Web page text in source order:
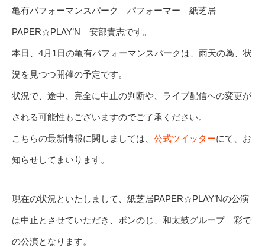
亀有パフォーマンスパーク パフォーマー 紙芝居
PAPER☆PLAY’N 安部貴志です。
本日、4月1日の亀有パフォーマンスパークは、雨天の為、状
況を見つつ開催の予定です。
状況で、途中、完全に中止の判断や、ライブ配信への変更が
される可能性もございますのでご了承ください。
こちらの最新情報に関しましては、 公式ツイッターにて、お
知らせしてまいります。
現在の状況といたしまして、紙芝居PAPER☆PLAY’Nの公演
は中止とさせていただき、ポンのじ、和太鼓グループ 彩で
の公演となります。